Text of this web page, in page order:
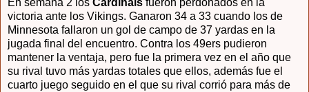
En semana 2 los Cardinals fueron perdonados en la
victoria ante los Vikings. Ganaron 34 a 33 cuando los de
Minnesota fallaron un gol de campo de 37 yardas en la
jugada final del encuentro. Contra los 49ers pudieron
mantener la ventaja, pero fue la primera vez en el año que
su rival tuvo más yardas totales que ellos, además fue el
cuarto juego seguido en el que su rival corrió para más de